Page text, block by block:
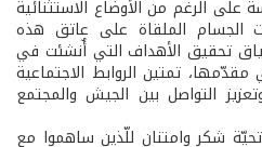
على الرغم من الأوضاع الاستثنائية
الجسام الملقاة على عاتق هذه
تحقيق الأهداف التي أٌنشئت في
تمتين الروابط الاجتماعية
التواصل بين الجيش والمجتمع
شكر وامتنان للّذين ساهموا مع